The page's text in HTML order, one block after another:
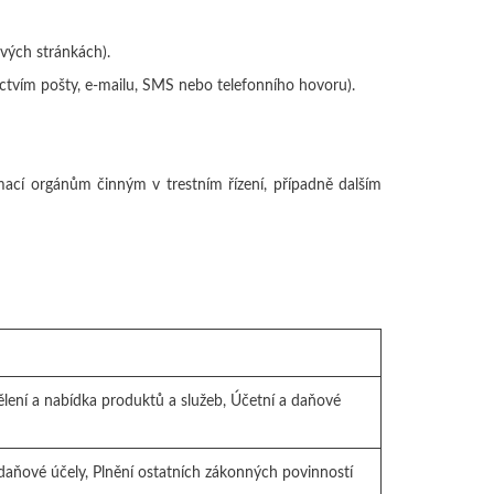
stránkách).
pošty, e-mailu, SMS nebo telefonního hovoru).
orgánům činným v trestním řízení, případně dalším
a nabídka produktů a služeb, Účetní a daňové
účely, Plnění ostatních zákonných povinností